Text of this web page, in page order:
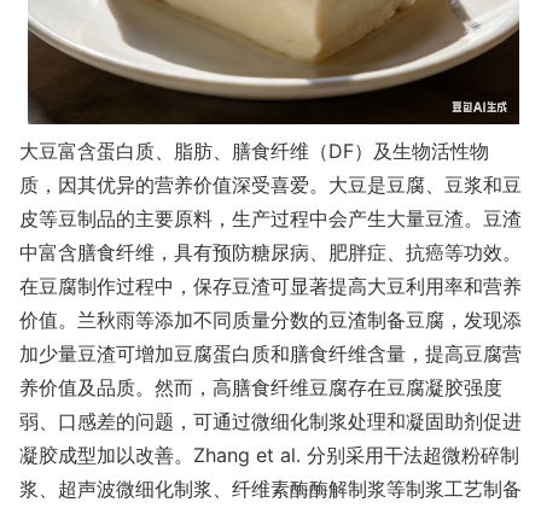
大豆富含蛋白质、脂肪、膳食纤维（DF）及生物活性物
质，因其优异的营养价值深受喜爱。大豆是豆腐、豆浆和豆
皮等豆制品的主要原料，生产过程中会产生大量豆渣。豆渣
中富含膳食纤维，具有预防糖尿病、肥胖症、抗癌等功效。
在豆腐制作过程中，保存豆渣可显著提高大豆利用率和营养
价值。兰秋雨等添加不同质量分数的豆渣制备豆腐，发现添
加少量豆渣可增加豆腐蛋白质和膳食纤维含量，提高豆腐营
养价值及品质。然而，高膳食纤维豆腐存在豆腐凝胶强度
弱、口感差的问题，可通过微细化制浆处理和凝固助剂促进
凝胶成型加以改善。Zhang et al. 分别采用干法超微粉碎制
浆、超声波微细化制浆、纤维素酶酶解制浆等制浆工艺制备